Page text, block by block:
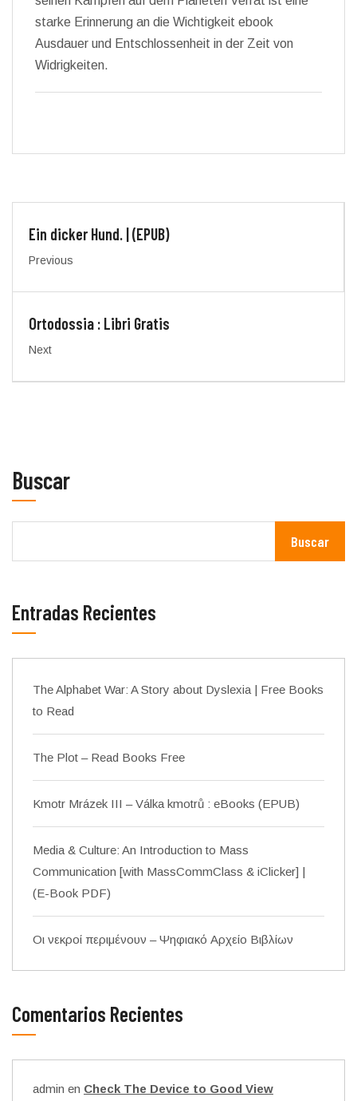
starke Erinnerung an die Wichtigkeit ebook
Ausdauer und Entschlossenheit in der Zeit von
Widrigkeiten.
Ein dicker Hund. | (EPUB)
Previous
Ortodossia : Libri Gratis
Next
Buscar
Buscar
Entradas Recientes
The Alphabet War: A Story about Dyslexia | Free Books
to Read
The Plot – Read Books Free
Kmotr Mrázek III – Válka kmotrů : eBooks (EPUB)
Media & Culture: An Introduction to Mass
Communication [with MassCommClass & iClicker] |
(E-Book PDF)
Οι νεκροί περιμένουν – Ψηφιακό Αρχείο Βιβλίων
Comentarios Recientes
admin en Check The Device to Good View